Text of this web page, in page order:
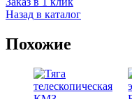
Назад в каталог
Похожие